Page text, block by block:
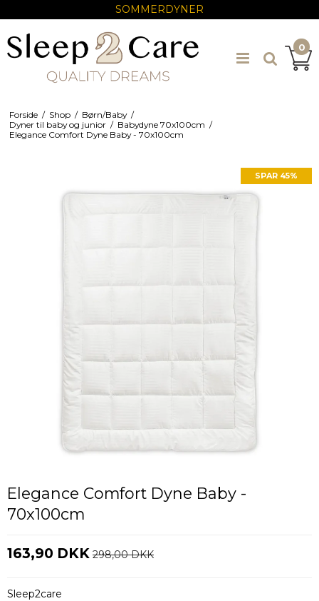
SOMMERDYNER
0
Forside / Shop / Børn/Baby /
Dyner til baby og junior / Babydyne 70x100cm /
Elegance Comfort Dyne Baby - 70x100cm
SPAR 45%
Elegance Comfort Dyne Baby -
70x100cm
163,90 DKK 298,00 DKK
Sleep2care